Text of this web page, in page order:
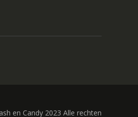
en Candy 2023 Alle rechten